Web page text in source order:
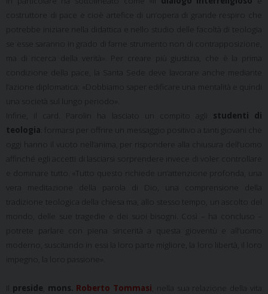
costruttore di pace e cioè artefice di un’opera di grande respiro che
potrebbe iniziare nella didattica e nello studio delle facoltà di teologia
se esse saranno in grado di farne strumento non di contrapposizione,
ma di ricerca della verità». Per creare più giustizia, che è la prima
condizione della pace, la Santa Sede deve lavorare anche mediante
l’azione diplomatica: «Dobbiamo saper edificare una mentalità e quindi
una società sul lungo periodo».
Infine, il card. Parolin ha lasciato un compito agli studenti di
teologia : formarsi per offrire un messaggio positivo a tanti giovani che
oggi hanno il vuoto nell’anima, per rispondere alla chiusura dell’uomo
affinché egli accetti di lasciarsi sorprendere invece di voler controllare
e dominare tutto. «Tutto questo richiede un’attenzione profonda, una
vera meditazione della parola di Dio, una comprensione della
tradizione teologica della chiesa ma, allo stesso tempo, un ascolto del
mondo, delle sue tragedie e dei suoi bisogni. Così – ha concluso –
potrete parlare con piena sincerità a questa gioventù e all’uomo
moderno, suscitando in essi la loro parte migliore, la loro libertà, il loro
impegno, la loro passione».
preside mons. Roberto Tommasi , nella sua relazione della vita